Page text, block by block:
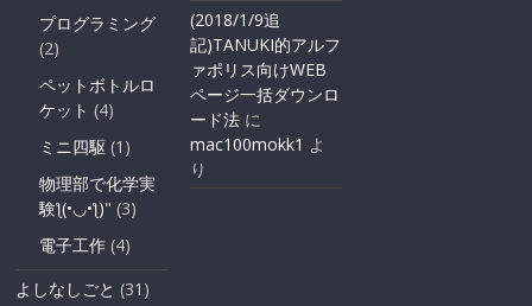
プログラミング
(2)
ペットボトルロ
ケット (4)
ミニ四駆 (1)
物理部で化学実
験ƪ(•◡•ƪ)" (3)
電子工作 (4)
よしなしごと (31)
(2018/1/9追
記)TANUKI的アルフ
ァポリス向けWEB
ページ一括ダウンロ
ード法 に
mac100mokk1 よ
り